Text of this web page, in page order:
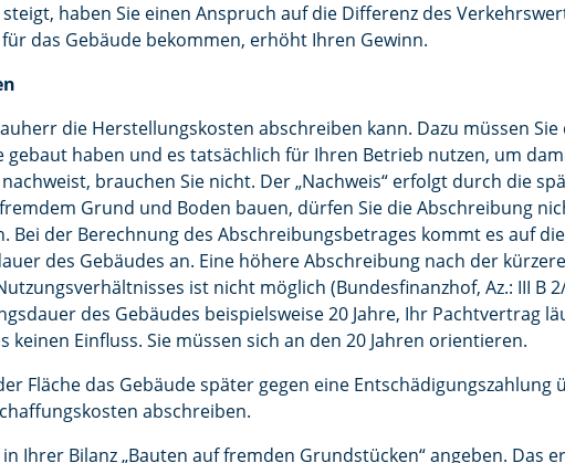
haben Sie einen Anspruch auf die Differenz des
für das Gebäude bekommen, erhöht Ihren Gewinn.
die Herstellungskosten abschreiben kann. Dazu müssen Sie
haben und es tatsächlich für Ihren Betrieb nutzen, um
brauchen Sie nicht. Der „Nachweis“ erfolgt durch die
Grund und Boden bauen, dürfen Sie die Abschreibung
Bei der Berechnung des Abschreibungsbetrages kommt es auf
des Gebäudes an. Eine höhere Abschreibung nach der
ist nicht möglich (Bundesfinanzhof, Az.: III B
des Gebäudes beispielsweise 20 Jahre, Ihr Pachtvertrag
keinen Einfluss. Sie müssen sich an den 20 Jahren orientieren.
Fläche das Gebäude später gegen eine
abschreiben.
Ihrer Bilanz „Bauten auf fremden Grundstücken“ angeben. Das